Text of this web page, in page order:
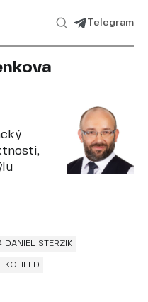
Telegram
DANIEL STERZIK